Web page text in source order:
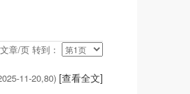
章/页 转到：
11-20,80) [查看全文]